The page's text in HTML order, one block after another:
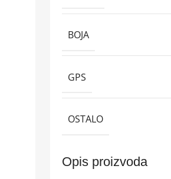
BOJA
GPS
OSTALO
Opis proizvoda